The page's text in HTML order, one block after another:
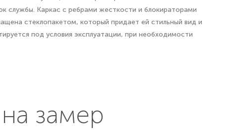
службы. Каркас с ребрами жесткости и блокираторами
стеклопакетом, который придает ей стильный вид и
под условия эксплуатации, при необходимости
замер